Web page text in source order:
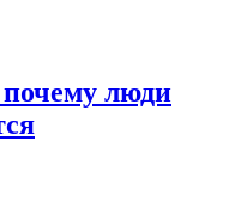
люди